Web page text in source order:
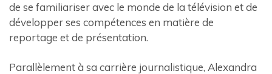
de se familiariser avec le monde de la télévision et de
développer ses compétences en matière de
reportage et de présentation.
Parallèlement à sa carrière journalistique, Alexandra